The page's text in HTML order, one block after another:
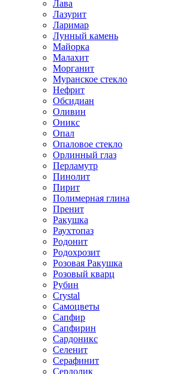
Лава
Лазурит
Ларимар
Лунный камень
Майорка
Малахит
Морганит
Муранское стекло
Нефрит
Обсидиан
Оливин
Оникс
Опал
Опаловое стекло
Орлинный глаз
Перламутр
Пинолит
Пирит
Полимерная глина
Пренит
Ракушка
Раухтопаз
Родонит
Родохрозит
Розовая Ракушка
Розовый кварц
Рубин
Сrystal
Самоцветы
Сапфир
Сапфирин
Сардоникс
Селенит
Серафинит
Сердолик